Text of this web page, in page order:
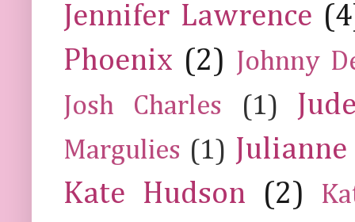
Jennifer Lawrence
Phoenix (2) Johnny
Josh Charles
(1)
Margulies (1)
Kate Hudson
(2)